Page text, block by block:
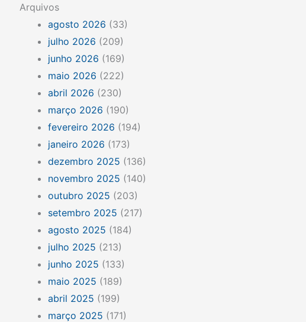
Arquivos
agosto 2026 (33)
julho 2026 (209)
junho 2026 (169)
maio 2026 (222)
abril 2026 (230)
março 2026 (190)
fevereiro 2026 (194)
janeiro 2026 (173)
dezembro 2025 (136)
novembro 2025 (140)
outubro 2025 (203)
setembro 2025 (217)
agosto 2025 (184)
julho 2025 (213)
junho 2025 (133)
maio 2025 (189)
abril 2025 (199)
março 2025 (171)